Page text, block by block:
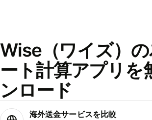
Wise（ワイズ）
ート計算アプリを
ンロード
海外送金サービスを比較